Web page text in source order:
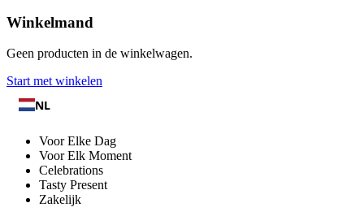
Winkelmand
Geen producten in de winkelwagen.
Start met winkelen
NL
Voor Elke Dag
Voor Elk Moment
Celebrations
Tasty Present
Zakelijk